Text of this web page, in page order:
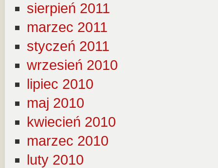
sierpień 2011
marzec 2011
styczeń 2011
wrzesień 2010
lipiec 2010
maj 2010
kwiecień 2010
marzec 2010
luty 2010